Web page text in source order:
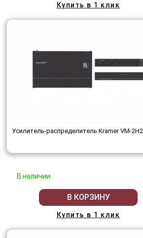
Купить в 1 клик
Усилитель-распределитель Kramer VM-2H2
В наличии
В КОРЗИНУ
Купить в 1 клик